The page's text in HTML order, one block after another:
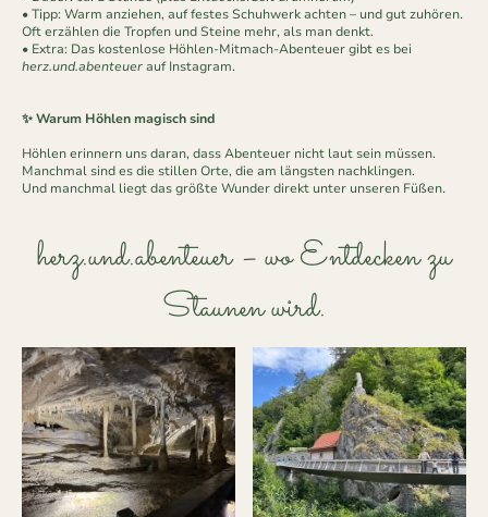
• Tipp: Warm anziehen, auf festes Schuhwerk achten – und gut zuhören.
Oft erzählen die Tropfen und Steine mehr, als man denkt.
• Extra: Das kostenlose Höhlen-Mitmach-Abenteuer gibt es bei
herz.und.abenteuerauf Instagram.
✨ Warum Höhlen magisch sind
Höhlen erinnern uns daran, dass Abenteuer nicht laut sein müssen.
Manchmal sind es die stillen Orte, die am längsten nachklingen.
Und manchmal liegt das größte Wunder direkt unter unseren Füßen.
herz.und.abenteuer – wo Entdecken zu
Staunen wird.